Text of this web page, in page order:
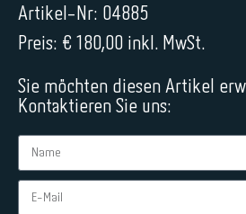
Artikel-Nr: 04885
Preis: € 180,00 inkl. MwSt.
Sie möchten diesen Artikel
Kontaktieren Sie uns: